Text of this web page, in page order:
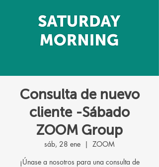
Consulta de nuevo
cliente -Sábado
ZOOM Group
sáb, 28 ene
  |
ZOOM
¡Únase a nosotros para una consulta de